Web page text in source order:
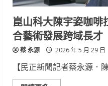
力
開
跳
展
現
青
春
量
崑山科大陳宇姿咖
合藝術發展跨域長才
蔡 永源 2026 年 5 月 29 日
【民正新聞記者蔡永源．